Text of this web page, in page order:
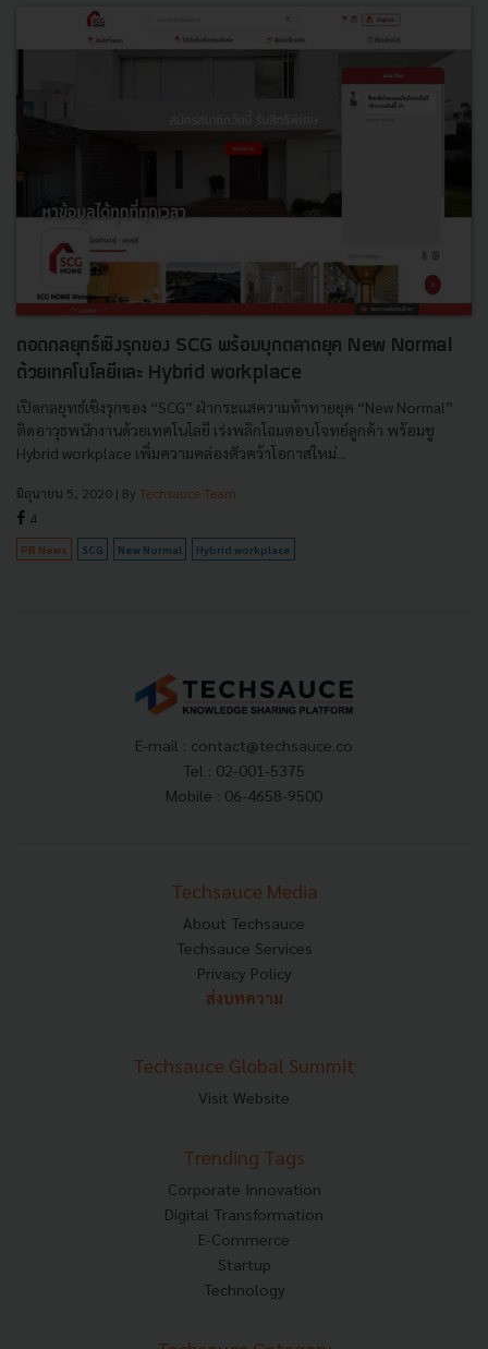
ถอดกลยุทธ์เชิงรุกของ SCG พร้อมบุกตลาดยุค New Normal
ด้วยเทคโนโลยีและ Hybrid workplace
เปิดกลยุทธ์เชิงรุกของ “SCG” ฝ่ากระแสความท้าทายยุค “New Normal”
ติดอาวุธพนักงานด้วยเทคโนโลยี เร่งพลิกโฉมตอบโจทย์ลูกค้า พร้อมชู
Hybrid workplace เพิ่มความคล่องตัวคว้าโอกาสใหม่...
มิถุนายน 5, 2020 | By Techsauce Team
4
PR News SCG New Normal Hybrid workplace
E-mail : contact@techsauce.co
Tel : 02-001-5375
Mobile : 06-4658-9500
Techsauce Media
About Techsauce
Techsauce Services
Privacy Policy
ส่งบทความ
Techsauce Global Summit
Visit Website
Trending Tags
Corporate Innovation
Digital Transformation
E-Commerce
Startup
Technology